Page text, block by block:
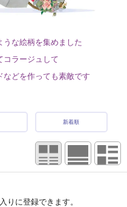
うな絵柄を集めました
コラージュして
どを作っても素敵です
新着順
りに登録できます。